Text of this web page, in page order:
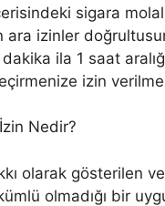
sigara
ara izinler
ila 1 saat
izin
Nedir?
olarak gösterilen
olmadığı bir